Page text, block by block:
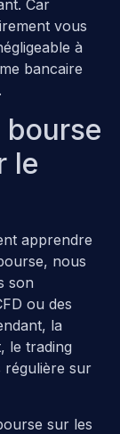
Car
vous
à
bancaire
bourse
le
apprendre
nous
son
ou des
la
le trading
régulière sur
sur les